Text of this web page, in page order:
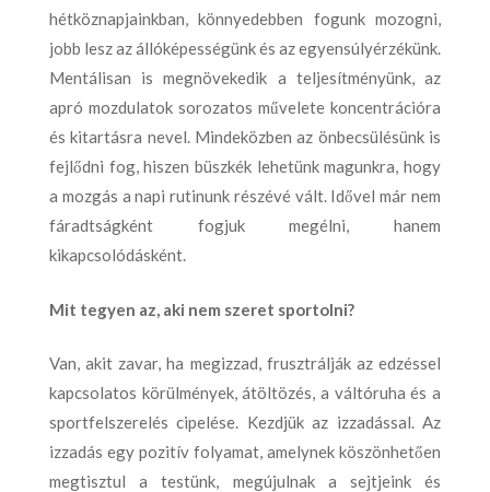
hétköznapjainkban, könnyedebben fogunk mozogni,
jobb lesz az állóképességünk és az egyensúlyérzékünk.
Mentálisan is megnövekedik a teljesítményünk, az
apró mozdulatok sorozatos művelete koncentrációra
és kitartásra nevel. Mindeközben az önbecsülésünk is
fejlődni fog, hiszen büszkék lehetünk magunkra, hogy
a mozgás a napi rutinunk részévé vált. Idővel már nem
fáradtságként fogjuk megélni, hanem
kikapcsolódásként.
Mit tegyen az, aki nem szeret sportolni?
Van, akit zavar, ha megizzad, frusztrálják az edzéssel
kapcsolatos körülmények, átöltözés, a váltóruha és a
sportfelszerelés cipelése. Kezdjük az izzadással. Az
izzadás egy pozitív folyamat, amelynek köszönhetően
megtisztul a testünk, megújulnak a sejtjeink és